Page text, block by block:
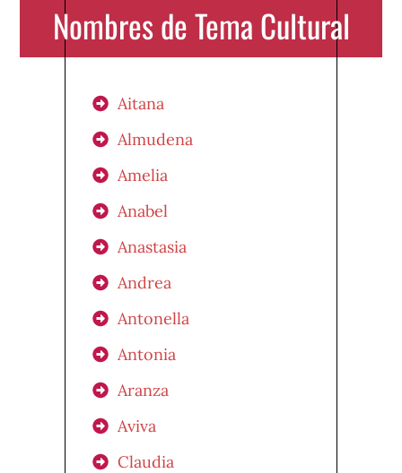
Nombres de Tema Cultural
Aitana
Almudena
Amelia
Anabel
Anastasia
Andrea
Antonella
Antonia
Aranza
Aviva
Claudia